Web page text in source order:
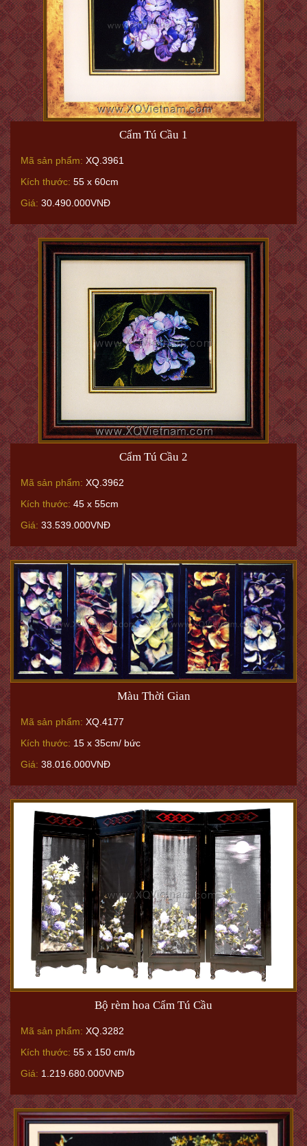
Cẩm Tú Cầu 1
Mã sản phẩm: XQ.3961
Kích thước: 55 x 60cm
Giá: 30.490.000VNĐ
Cẩm Tú Cầu 2
Mã sản phẩm: XQ.3962
Kích thước: 45 x 55cm
Giá: 33.539.000VNĐ
Màu Thời Gian
Mã sản phẩm: XQ.4177
Kích thước: 15 x 35cm/ bức
Giá: 38.016.000VNĐ
Bộ rèm hoa Cẩm Tú Cầu
Mã sản phẩm: XQ.3282
Kích thước: 55 x 150 cm/b
Giá: 1.219.680.000VNĐ